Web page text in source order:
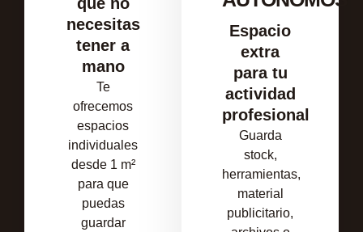
necesitas
tener a
mano
Te
ofrecemos
espacios
individuales
desde 1 m²
para que
puedas
guardar
Espacio
extra
para tu
actividad
profesional
Guarda
stock,
herramientas,
material
publicitario,